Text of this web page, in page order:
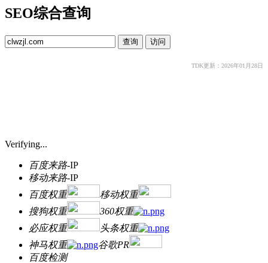
SEO综合查询
TDK更新：2026年01月28日
Verifying...
百度来路-IP
移动来路-IP
百度权重
移动权重
搜狗权重
360权重
必应权重
头条权重
神马权重
谷歌PR
百度检测